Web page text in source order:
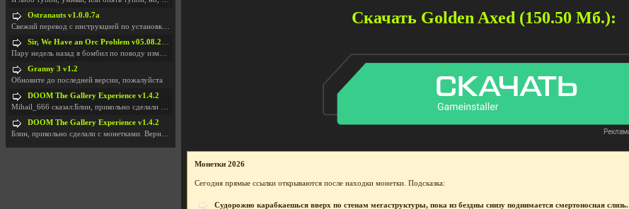
Скачать Golden Axed (150.50 Мб.):
Монетки 2026
Сегодня прямые ссылки открываются после находки монетки. Подсказка:
Судорожно карабкаешься вверх по стенам мегаструктуры, пока из бездны снизу поднимается смертоносная слизь.
Ostranauts v1.0.0.7a
Свежий перевод с инструкцией по установкеhttps://g
Sir, We Have an Orc Problem v05.08.2026
Пару недель назад я бомбил по поводу изменения мин
Granny 3 v1.2
Обновите до последней версии, пожалуйста
DOOM The Gallery Experience v1.4.2
Mihail_666 сказал:Блин, прикольно сделали с монетк
DOOM The Gallery Experience v1.4.2
Блин, прикольно сделали с монетками. Вернулся в св